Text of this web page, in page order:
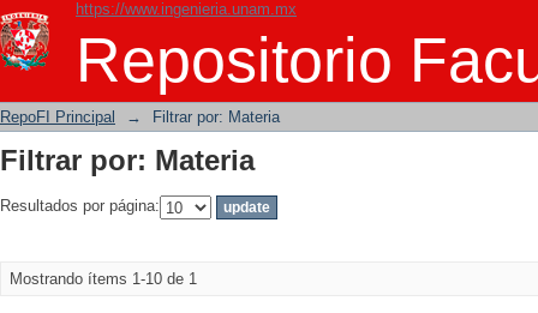
https://www.ingenieria.unam.mx
Repositorio
Filtrar por: Materia
RepoFI Principal → Filtrar por: Materia
Filtrar por: Materia
Resultados por página:
Mostrando ítems 1-10 de 1